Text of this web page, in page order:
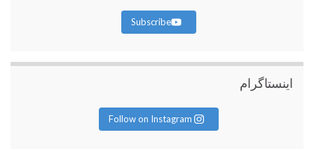
Subscribe
اینستاگرام
Follow on Instagram